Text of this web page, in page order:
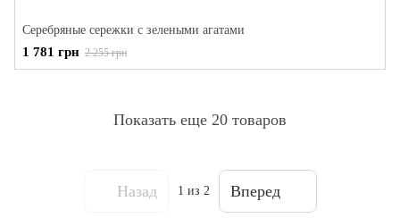
Серебряные сережки с зелеными агатами
1 781 грн 2 255 грн
Показать еще 20 товаров
Назад 1 из 2 Вперед